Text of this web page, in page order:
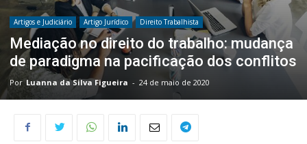
Artigos e Judiciário Artigo Jurídico Direito Trabalhista
Mediação no direito do trabalho: mudança
de paradigma na pacificação dos conflitos
Por Luanna da Silva Figueira - 24 de maio de 2020